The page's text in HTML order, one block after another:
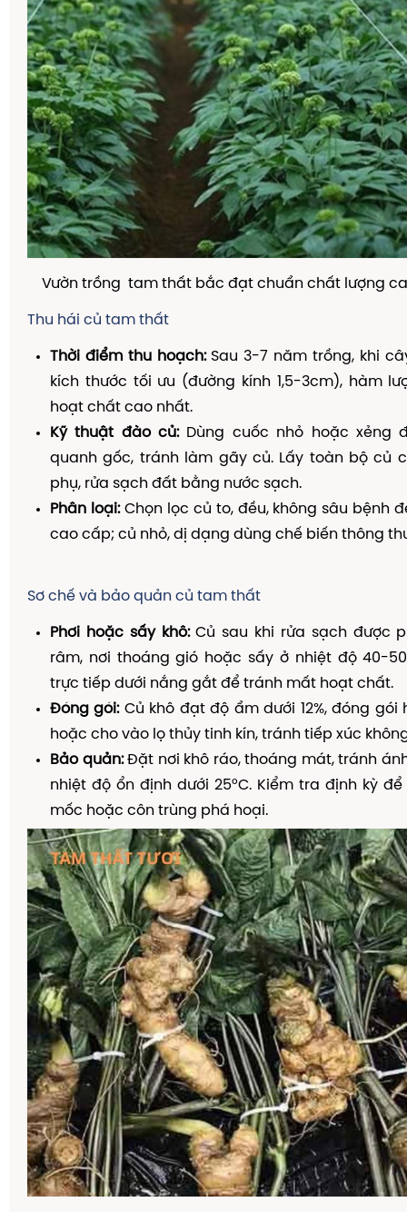
Vườn trồng tam thất bắc đạt chuẩn chất lượng
Thu hái củ tam thất
Thời điểm thu hoạch:Sau 3-7 năm trồng, khi
kích thước tối ưu (đường kính 1,5-3cm), hàm
hoạt chất cao nhất.
Kỹ thuật đào củ:Dùng cuốc nhỏ hoặc xẻng
quanh gốc, tránh làm gãy củ. Lấy toàn bộ củ
phụ, rửa sạch đất bằng nước sạch.
Phân loại:Chọn lọc củ to, đều, không sâu bệnh
cao cấp; củ nhỏ, dị dạng dùng chế biến thông
Sơ chế và bảo quản củ tam thất
Phơi hoặc sấy khô:Củ sau khi rửa sạch được
râm, nơi thoáng gió hoặc sấy ở nhiệt độ 40-
trực tiếp dưới nắng gắt để tránh mất hoạt chất.
Đóng gói:Củ khô đạt độ ẩm dưới 12%, đóng gói
hoặc cho vào lọ thủy tinh kín, tránh tiếp xúc
Bảo quản:Đặt nơi khô ráo, thoáng mát, tránh
nhiệt độ ổn định dưới 25°C. Kiểm tra định kỳ
mốc hoặc côn trùng phá hoại.